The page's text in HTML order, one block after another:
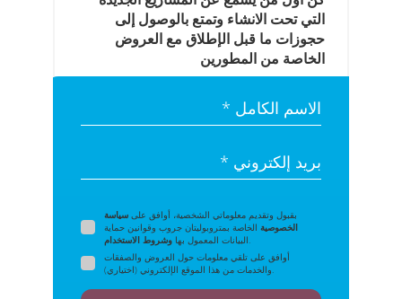
الاسم الكامل *
بريد إلكتروني *
بقبول وتقديم معلوماتي الشخصية، أوافق على سياسة
الخصوصيةالخاصة بمتروبوليتان جروب وقوانين حماية
البيانات المعمول بها وشروط الاستخدام
.
أوافق على تلقي معلومات حول العروض والصفقات
والخدمات من هذا الموقع الإلكتروني (اختياري).
التي تحت الانشاء وتمتع بالوصول إلى
حجوزات ما قبل الإطلاق مع العروض
الخاصة من المطورين